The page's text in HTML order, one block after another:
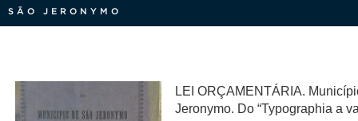
SÃO JERONYMO
LEI ORÇAMENTÁRIA.
Jeronymo. Do “Typographia a